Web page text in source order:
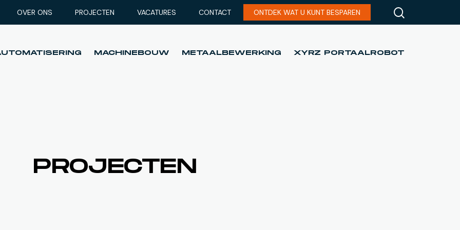
OVER ONS PROJECTEN VACATURES CONTACT ONTDEK WAT U KUNT BESPAREN
MACHINEBOUW METAALBEWERKING XYRZ PORTAALROBOT
PROJECTEN